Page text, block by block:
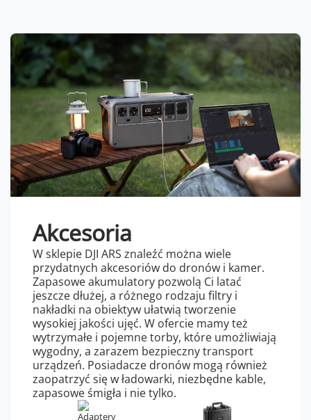
Akcesoria
W sklepie DJI ARS znaleźć można wiele
przydatnych akcesoriów do dronów i kamer.
Zapasowe akumulatory pozwolą Ci latać
jeszcze dłużej, a różnego rodzaju filtry i
nakładki na obiektyw ułatwią tworzenie
wysokiej jakości ujęć. W ofercie mamy też
wytrzymałe i pojemne torby, które umożliwiają
wygodny, a zarazem bezpieczny transport
urządzeń. Posiadacze dronów mogą również
zaopatrzyć się w ładowarki, niezbędne kable,
zapasowe śmigła i nie tylko.